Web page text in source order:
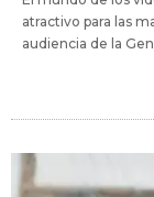
atractivo para las
audiencia de la